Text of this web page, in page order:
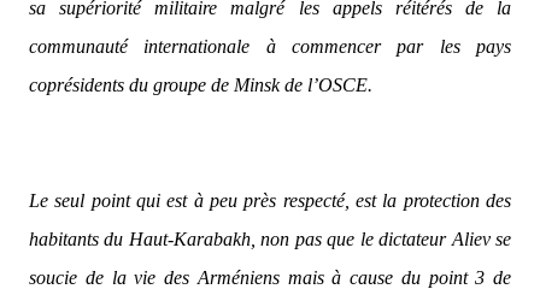
sa supériorité militaire malgré les appels réitérés de la
communauté internationale à commencer par les pays
coprésidents du groupe de Minsk de l’OSCE.
Le seul point qui est à peu près respecté, est la protection des
habitants du Haut-Karabakh, non pas que le dictateur Aliev se
soucie de la vie des Arméniens mais à cause du point 3 de